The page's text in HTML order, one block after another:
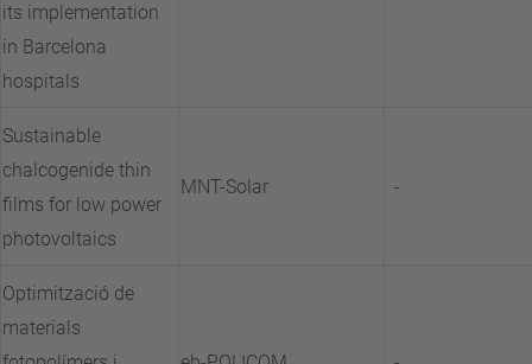
its implementation
in Barcelona
hospitals
Sustainable
chalcogenide thin
films for low power
photovoltaics
MNT-Solar -
Optimització de
materials